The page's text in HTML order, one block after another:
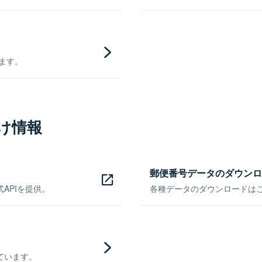
。
情報
を提供。
郵便番号データのダウン
各種データのダウンロードは
ます。